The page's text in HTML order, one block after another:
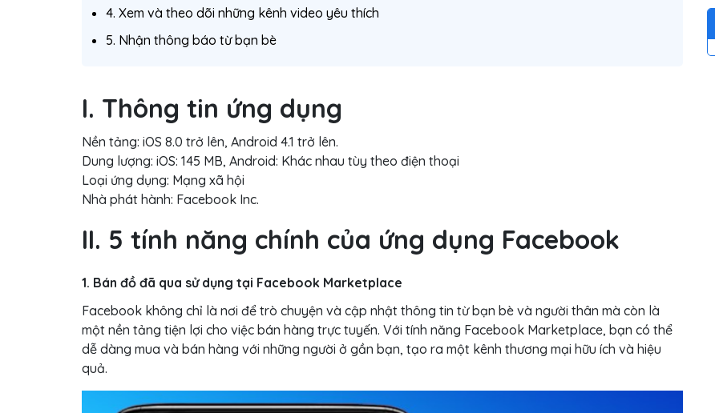
4. Xem và theo dõi những kênh video yêu thích
5. Nhận thông báo từ bạn bè
I. Thông tin ứng dụng
Nền tảng: iOS 8.0 trở lên, Android 4.1 trở lên.
Dung lượng: iOS: 145 MB, Android: Khác nhau tùy theo điện thoại
Loại ứng dụng: Mạng xã hội
Nhà phát hành: Facebook Inc.
II. 5 tính năng chính của ứng dụng Facebook
1. Bán đồ đã qua sử dụng tại Facebook Marketplace
Facebook không chỉ là nơi để trò chuyện và cập nhật thông tin từ bạn bè và người thân mà còn là
một nền tảng tiện lợi cho việc bán hàng trực tuyến. Với tính năng Facebook Marketplace, bạn có thể
dễ dàng mua và bán hàng với những người ở gần bạn, tạo ra một kênh thương mại hữu ích và hiệu
quả.